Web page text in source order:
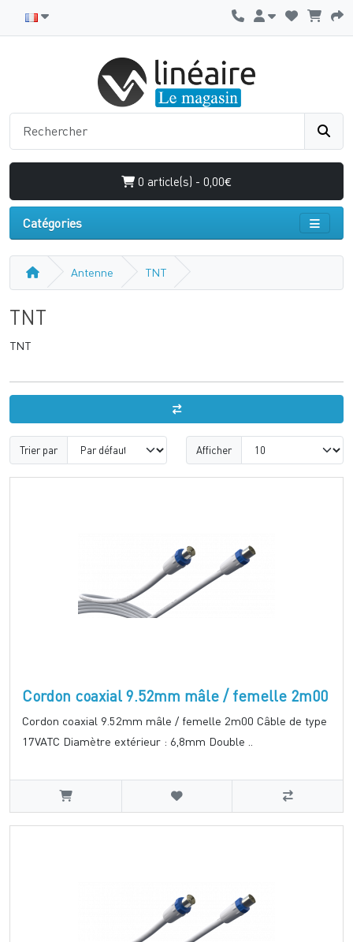
0 article(s) - 0,00€
Catégories
Antenne TNT
TNT
TNT
Trier par Afficher
Cordon coaxial 9.52mm mâle / femelle 2m00
Cordon coaxial 9.52mm mâle / femelle 2m00 Câble de type
17VATC Diamètre extérieur : 6,8mm Double ..